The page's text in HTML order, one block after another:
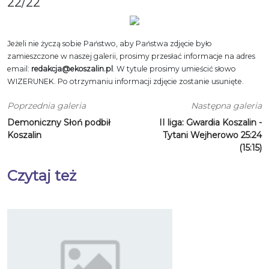
Jeżeli nie życzą sobie Państwo, aby Państwa zdjęcie było
zamieszczone w naszej galerii, prosimy przesłać informacje na adres
email: redakcja@ekoszalin.pl . W tytule prosimy umieścić słowo
WIZERUNEK. Po otrzymaniu informacji zdjęcie zostanie usunięte.
Poprzednia galeria
Demoniczny Słoń podbił
Koszalin
Następna galeria
II liga: Gwardia Koszalin -
Tytani Wejherowo 25:24
(15:15)
Czytaj też